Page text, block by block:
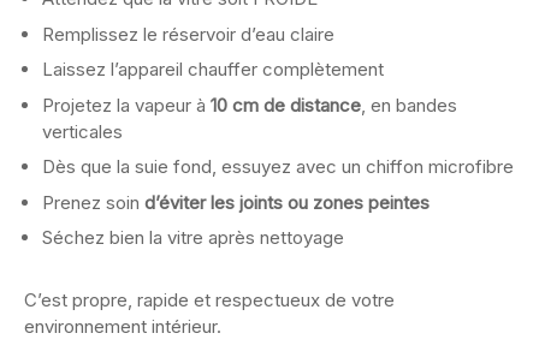
Remplissez le réservoir d’eau claire
Laissez l’appareil chauffer complètement
Projetez la vapeur à 10 cm de distance , en bandes
verticales
Dès que la suie fond, essuyez avec un chiffon microfibre
Prenez soin d’éviter les joints ou zones peintes
Séchez bien la vitre après nettoyage
C’est propre, rapide et respectueux de votre
environnement intérieur.